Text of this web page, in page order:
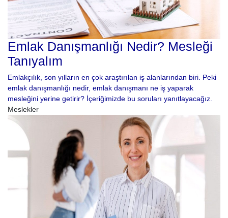
Emlak Danışmanlığı Nedir? Mesleği
Tanıyalım
Emlakçılık, son yılların en çok araştırılan iş alanlarından biri. Peki
emlak danışmanlığı nedir, emlak danışmanı ne iş yaparak
mesleğini yerine getirir? İçeriğimizde bu soruları yanıtlayacağız.
Meslekler